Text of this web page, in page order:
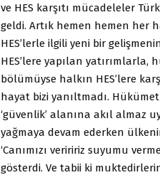
ve HES karşıtı mücadeleler
geldi. Artık hemen hemen her
HES’lerle ilgili yeni bir
HES’lere yapılan
bölümüyse halkın HES’lere
hayat bizi yanıltmadı.
‘güvenlik’ alanına akıl almaz
yağmaya devam ederken
‘Canımızı veriririz suyumu
gösterdi. Ve tabii ki